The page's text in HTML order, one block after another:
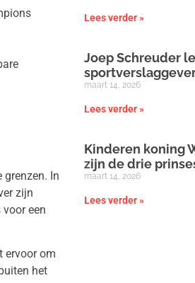
In
zijn
een
ervoor om
het
Lees verder »
Joep Schreuder
maart 14, 2026
Lees verder »
Kinderen koning
zijn de drie
maart 14, 2026
Lees verder »